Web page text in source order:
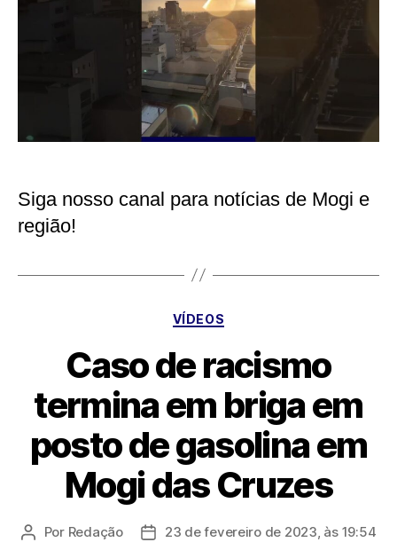
Siga nosso canal para notícias de Mogi e
região!
Categorias
VÍDEOS
Caso de racismo
termina em briga em
posto de gasolina em
Mogi das Cruzes
Autor
Por Redação
Data23 de fevereiro de 2023, às 19:54